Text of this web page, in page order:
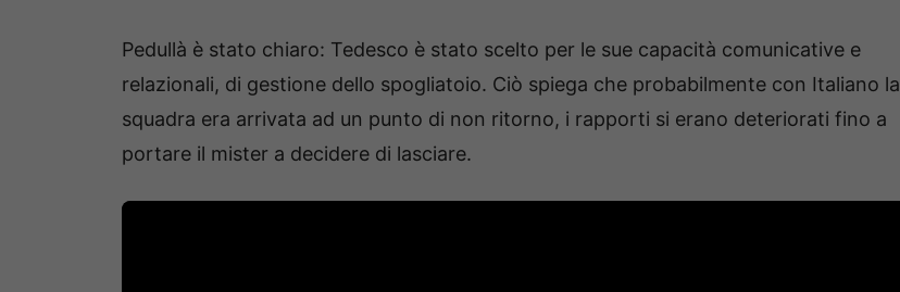
Pedullà è stato chiaro: Tedesco è stato scelto per le sue capacità comunicative e
relazionali, di gestione dello spogliatoio. Ciò spiega che probabilmente con Italiano la
squadra era arrivata ad un punto di non ritorno, i rapporti si erano deteriorati fino a
portare il mister a decidere di lasciare.